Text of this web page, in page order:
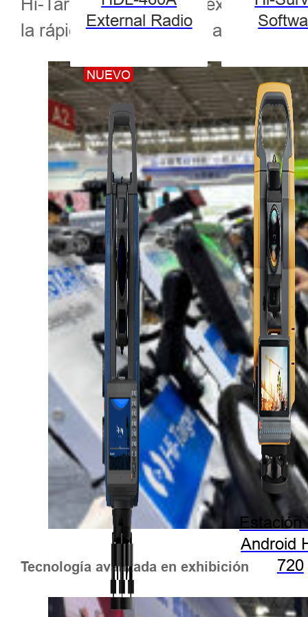
External Radio
NUEVO
Estación
Android
720
la rápida modernización agrícola de
Tecnología avanzada en exhibición